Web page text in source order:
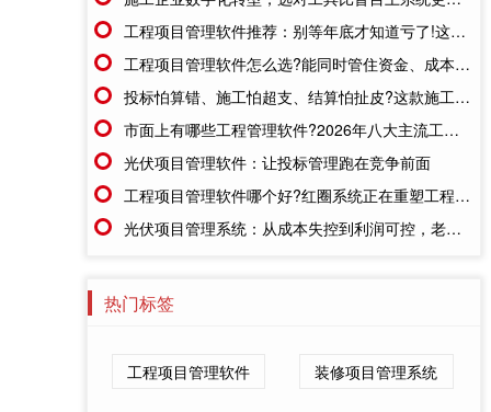
工程项目管理软件推荐：别等年底才知道亏了!这套系统让每一分钱都有迹可循
工程项目管理软件怎么选?能同时管住资金、成本、进度的才靠谱
投标怕算错、施工怕超支、结算怕扯皮?这款施工成本管理系统一招全解决
市面上有哪些工程管理软件?2026年八大主流工具深度盘点
光伏项目管理软件：让投标管理跑在竞争前面
工程项目管理软件哪个好?红圈系统正在重塑工程企业的"数字大脑"
光伏项目管理系统：从成本失控到利润可控，老板只需做对一步
热门标签
工程项目管理软件 装修项目管理系统